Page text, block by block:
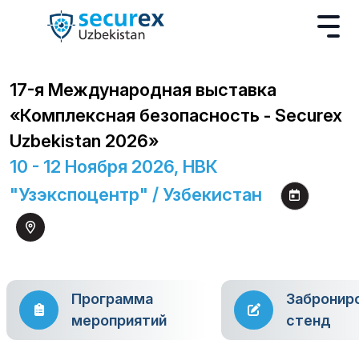
17-я Международная выставка
«Комплексная безопасность - Securex
Uzbekistan 2026»
10 - 12 Ноября 2026, НВК
"Узэкспоцентр" / Узбекистан
Программа
мероприятий
стенд